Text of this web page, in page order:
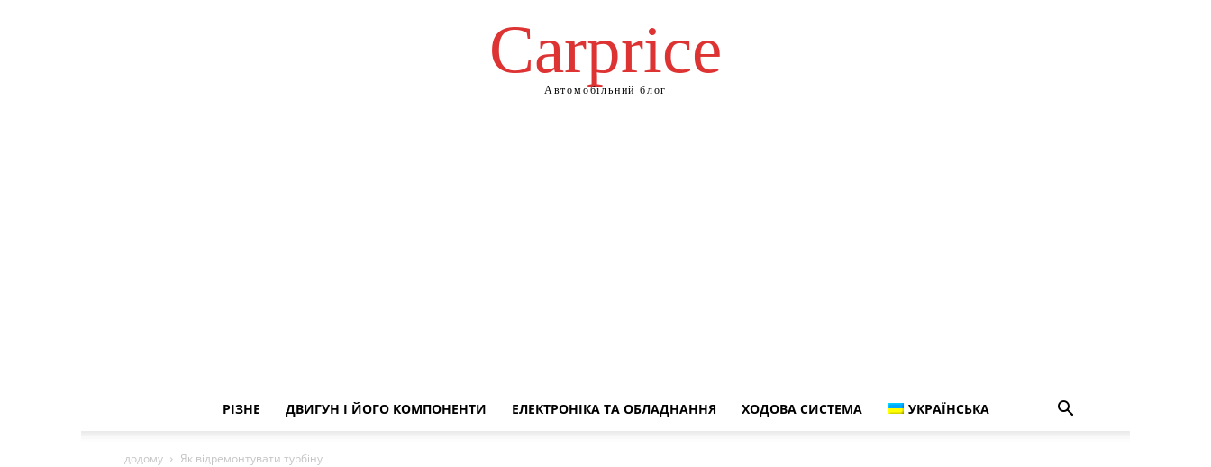
Сarprice
Автомобільний блог
РІЗНЕ ДВИГУН І ЙОГО КОМПОНЕНТИ ЕЛЕКТРОНІКА ТА ОБЛАДНАННЯ ХОДОВА СИСТЕМА УКРАЇНСЬКА
додому Як відремонтувати турбіну